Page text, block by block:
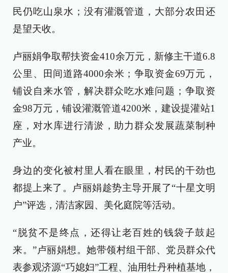
民仍吃山泉水；没有灌溉管道，大部分农田还
是望天收。
卢丽娟争取帮扶资金410余万元，新修主干道6.8
公里、田间道路4000余米；争取资金69万元，
铺设自来水管，解决群众吃水难问题；争取资
金98万元，铺设灌溉管道4200米，建设提灌站1
座，对水库进行清淤，助力群众发展蔬菜制种
产业。
身边的变化被村里人看在眼里，村民的干劲也
都提上来了。卢丽娟趁势主导开展了“十星文明
户”评选，清洁家园、美化庭院等活动。
“脱贫不是终点，还得让老百姓的钱袋子鼓起
来。”卢丽娟想。她带领村组干部、党员群众代
表参观济源“巧媳妇”工程、油用牡丹种植基地，